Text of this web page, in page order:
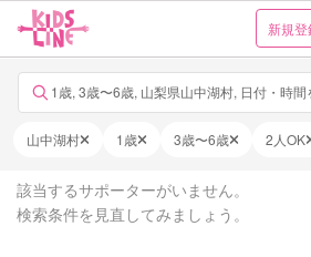
新規登
1歳, 3歳〜6歳, 山梨県山中湖村, 日付・時
山中湖村 1歳 3歳〜6歳 2人OK
該当するサポーターがいません。
検索条件を見直してみましょう。